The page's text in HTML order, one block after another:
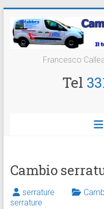
contenuto
Cambio
Serratura
Francesco
Tel
Cambio
serrature
serrature